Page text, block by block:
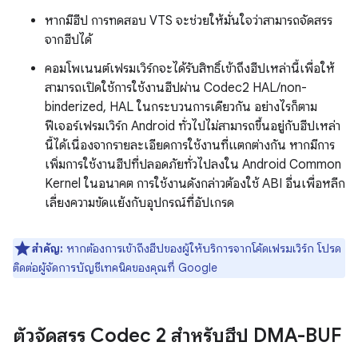
หากมีฮีป การทดสอบ VTS จะช่วยให้มั่นใจว่าสามารถจัดสรร
จากฮีปได้
คอมโพเนนต์เฟรมเวิร์กจะได้รับสิทธิ์เข้าถึงฮีปเหล่านี้เพื่อให้
สามารถเปิดใช้การใช้งานฮีปผ่าน Codec2 HAL/non-
binderized, HAL ในกระบวนการเดียวกัน อย่างไรก็ตาม
ฟีเจอร์เฟรมเวิร์ก Android ทั่วไปไม่สามารถขึ้นอยู่กับฮีปเหล่า
นี้ได้เนื่องจากรายละเอียดการใช้งานที่แตกต่างกัน หากมีการ
เพิ่มการใช้งานฮีปที่ปลอดภัยทั่วไปลงใน Android Common
Kernel ในอนาคต การใช้งานดังกล่าวต้องใช้ ABI อื่นเพื่อหลีก
เลี่ยงความขัดแย้งกับอุปกรณ์ที่อัปเกรด
สำคัญ: หากต้องการเข้าถึงฮีปของผู้ให้บริการจากโค้ดเฟรมเวิร์ก โปรด
ติดต่อผู้จัดการบัญชีเทคนิคของคุณที่ Google
ตัวจัดสรร Codec 2 สำหรับฮีป DMA-BUF